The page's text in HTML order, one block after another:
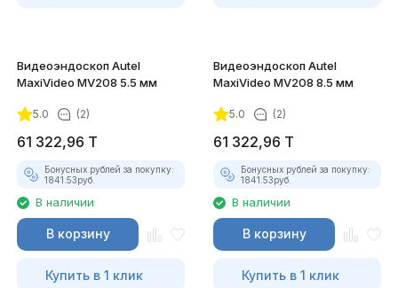
Видеоэндоскоп Autel
MaxiVideo MV208 5.5 мм
5.0 (2)
61 322,96 T
Бонусных рублей за покупку:
1841.53руб.
В наличии
В корзину
Купить в 1 клик
Видеоэндоскоп Autel
MaxiVideo MV208 8.5 мм
5.0 (2)
61 322,96 T
Бонусных рублей за покупку:
1841.53руб.
В наличии
В корзину
Купить в 1 клик